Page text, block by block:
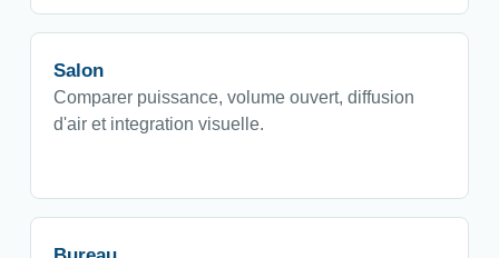
Salon
Comparer puissance, volume ouvert, diffusion
d'air et integration visuelle.